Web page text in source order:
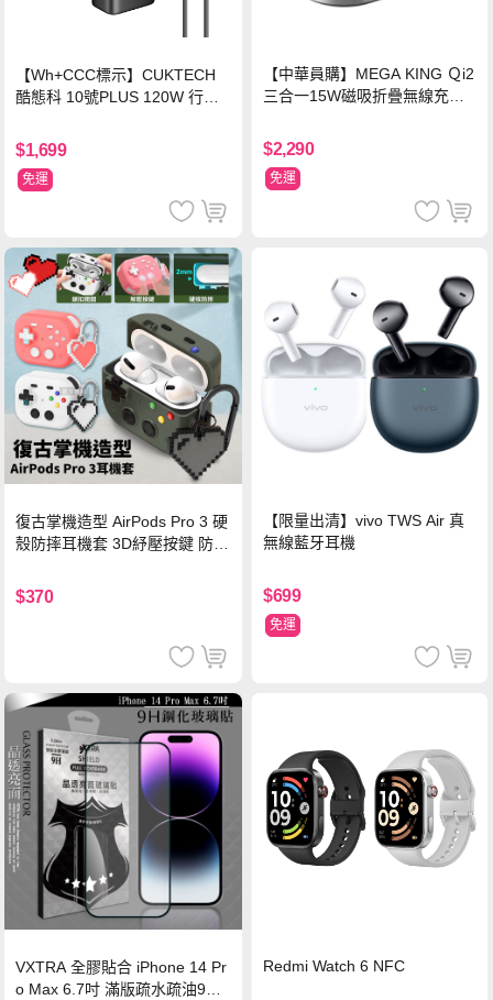
【Wh+CCC標示】CUKTECH
酷態科 10號PLUS 120W 行動
色
$1,699
免運
【中華員購】MEGA KING Ｑi2
三合一15W磁吸折疊無線充電
$2,290
免運
復古掌機造型 AirPods Pro 3 硬
殼防摔耳機套 3D紓壓按鍵 防開
$370
【限量出清】vivo TWS Air 真
無線藍牙耳機
$699
免運
VXTRA 全膠貼合 iPhone 14 Pr
o Max 6.7吋 滿版疏水疏油9H
Redmi Watch 6 NFC